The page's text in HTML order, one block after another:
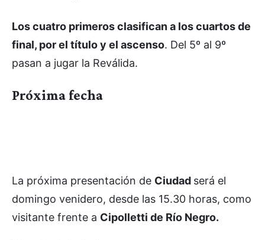
Los cuatro primeros clasifican a los cuartos de
final, por el título y el ascenso. Del 5º al 9º
pasan a jugar la Reválida.
Próxima fecha
La próxima presentación de Ciudad será el
domingo venidero, desde las 15.30 horas, como
visitante frente a Cipolletti de Río Negro.